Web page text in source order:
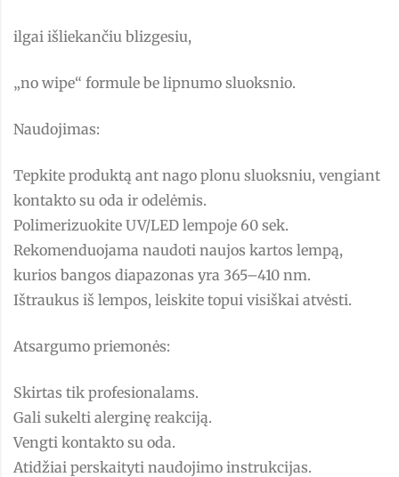
ilgai išliekančiu blizgesiu,
„no wipe“ formule be lipnumo sluoksnio.
Naudojimas:
Tepkite produktą ant nago plonu sluoksniu, vengiant
kontakto su oda ir odelėmis.
Polimerizuokite UV/LED lempoje 60 sek.
Rekomenduojama naudoti naujos kartos lempą,
kurios bangos diapazonas yra 365–410 nm.
Ištraukus iš lempos, leiskite topui visiškai atvėsti.
Atsargumo priemonės:
Skirtas tik profesionalams.
Gali sukelti alerginę reakciją.
Vengti kontakto su oda.
Atidžiai perskaityti naudojimo instrukcijas.